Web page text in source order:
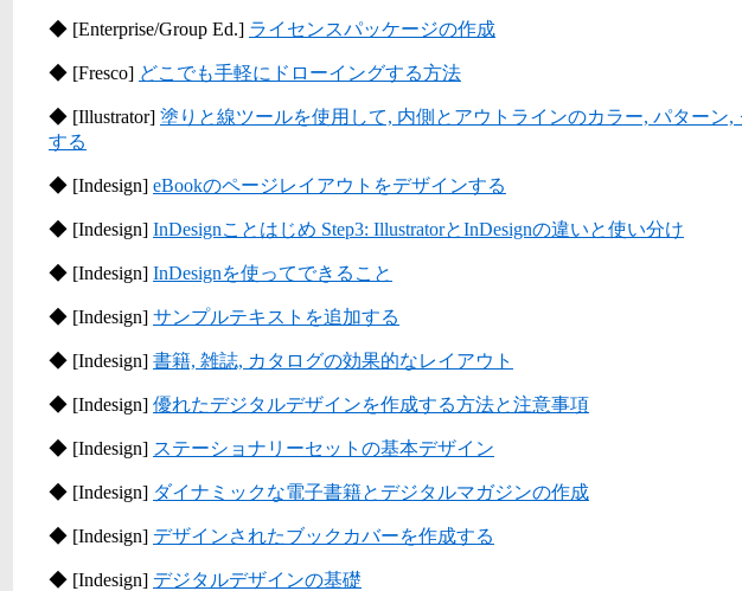
◆ [Enterprise/Group Ed.] ライセンスパッケージの作成
◆ [Fresco] どこでも手軽にドローイングする方法
◆ [Illustrator] 塗りと線ツールを使用して, 内側とアウトラインのカラー, パターン,
する
◆ [Indesign] eBookのページレイアウトをデザインする
◆ [Indesign] InDesignことはじめ Step3: IllustratorとInDesignの違いと使い分け
◆ [Indesign] InDesignを使ってできること
◆ [Indesign] サンプルテキストを追加する
◆ [Indesign] 書籍, 雑誌, カタログの効果的なレイアウト
◆ [Indesign] 優れたデジタルデザインを作成する方法と注意事項
◆ [Indesign] ステーショナリーセットの基本デザイン
◆ [Indesign] ダイナミックな電子書籍とデジタルマガジンの作成
◆ [Indesign] デザインされたブックカバーを作成する
◆ [Indesign] デジタルデザインの基礎